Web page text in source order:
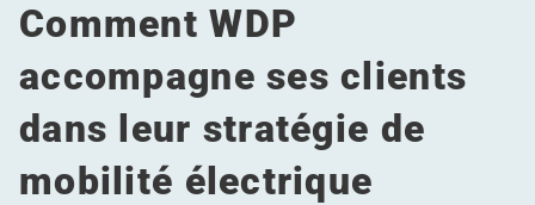
Comment WDP
accompagne ses clients
dans leur stratégie de
mobilité électrique